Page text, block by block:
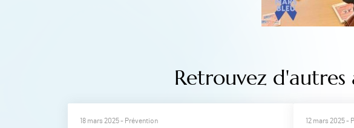
Retrouvez
18 mars 2025- Prévention 12 mars 2025-